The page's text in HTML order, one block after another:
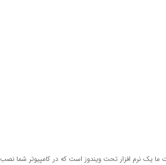
ما یک نرم افزار تحت ویندوز است که در کامپیوتر شما نصب